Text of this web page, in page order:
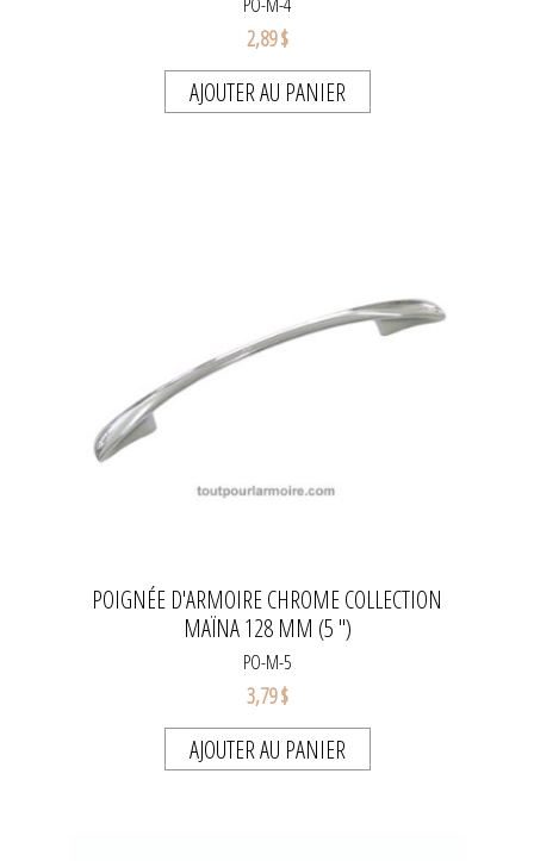
2,89 $
AJOUTER AU PANIER
POIGNÉE D'ARMOIRE CHROME COLLECTION
MAÏNA 128 MM (5 ")
PO-M-5
3,79 $
AJOUTER AU PANIER